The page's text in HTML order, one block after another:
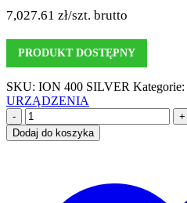
7,027.61 zł/szt. brutto
PRODUKT DOSTĘPNY
SKU: ION 400 SILVER Kategorie:
URZĄDZENIA
-
+
Dodaj do koszyka